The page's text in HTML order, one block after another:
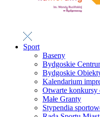
Sport
Baseny
Bydgoskie
Bydgoskie
Kalendarium
Otwarte konkursy
Małe Granty
Stypendia